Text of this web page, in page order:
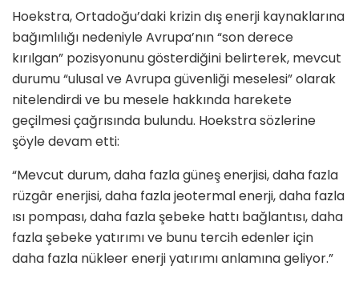
Hoekstra, Ortadoğu’daki krizin dış enerji kaynaklarına
bağımlılığı nedeniyle Avrupa’nın “son derece
kırılgan” pozisyonunu gösterdiğini belirterek, mevcut
durumu “ulusal ve Avrupa güvenliği meselesi” olarak
nitelendirdi ve bu mesele hakkında harekete
geçilmesi çağrısında bulundu. Hoekstra sözlerine
şöyle devam etti:
“Mevcut durum, daha fazla güneş enerjisi, daha fazla
rüzgâr enerjisi, daha fazla jeotermal enerji, daha fazla
ısı pompası, daha fazla şebeke hattı bağlantısı, daha
fazla şebeke yatırımı ve bunu tercih edenler için
daha fazla nükleer enerji yatırımı anlamına geliyor.”